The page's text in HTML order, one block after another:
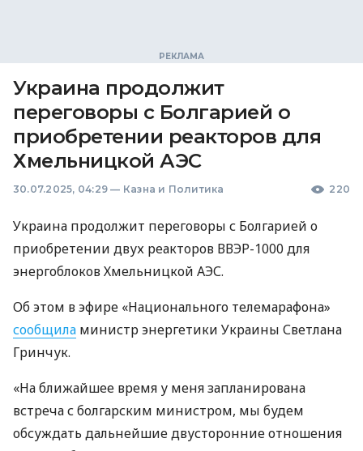
Украина продолжит
переговоры с Болгарией о
приобретении реакторов для
Хмельницкой АЭС
30.07.2025, 04:29 — Казна и Политика 220
Украина продолжит переговоры с Болгарией о
приобретении двух реакторов ВВЭР-1000 для
энергоблоков Хмельницкой АЭС.
Об этом в эфире «Национального телемарафона»
сообщила министр энергетики Украины Светлана
Гринчук.
«На ближайшее время у меня запланирована
встреча с болгарским министром, мы будем
обсуждать дальнейшие двусторонние отношения